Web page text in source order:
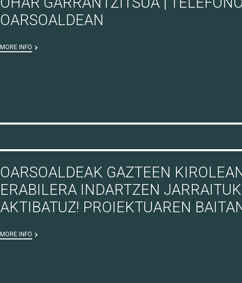
OARSOALDEAN
MORE INFO
OARSOALDEAK GAZTEEN
ERABILERA INDARTZEN
AKTIBATUZ! PROIEKTUAREN
MORE INFO